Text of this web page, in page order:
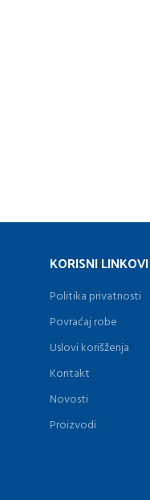
KORISNI LINKOVI
Politika privatnosti
Povraćaj robe
Uslovi korišženja
Kontakt
Novosti
Proizvodi